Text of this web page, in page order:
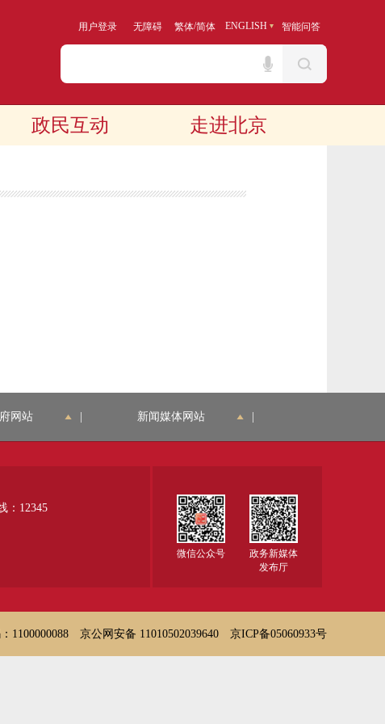
用户登录 无障碍 繁体/简体 ENGLISH 智能问答
政民互动 走进北京
网站 新闻媒体网站
：12345
微信公众号
政务新媒体
发布厅
1100000088 京公网安备 11010502039640 京ICP备05060933号